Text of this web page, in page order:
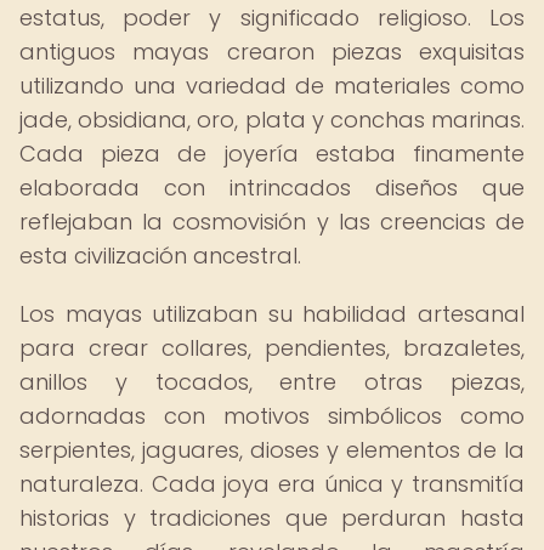
estatus, poder y significado religioso. Los
antiguos mayas crearon piezas exquisitas
utilizando una variedad de materiales como
jade, obsidiana, oro, plata y conchas marinas.
Cada pieza de joyería estaba finamente
elaborada con intrincados diseños que
reflejaban la cosmovisión y las creencias de
esta civilización ancestral.
Los mayas utilizaban su habilidad artesanal
para crear collares, pendientes, brazaletes,
anillos y tocados, entre otras piezas,
adornadas con motivos simbólicos como
serpientes, jaguares, dioses y elementos de la
naturaleza. Cada joya era única y transmitía
historias y tradiciones que perduran hasta